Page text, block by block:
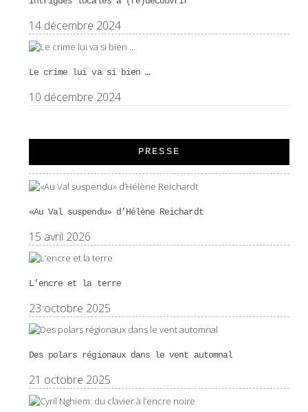
14 décembre 2024
Le crime lui va si bien …
10 décembre 2024
PRESSE
«Au Val suspendu» d’Hélène Reichardt
15 avril 2026
L’encre et la terre
23 octobre 2025
Des polars régionaux dans le vent automnal
21 octobre 2025